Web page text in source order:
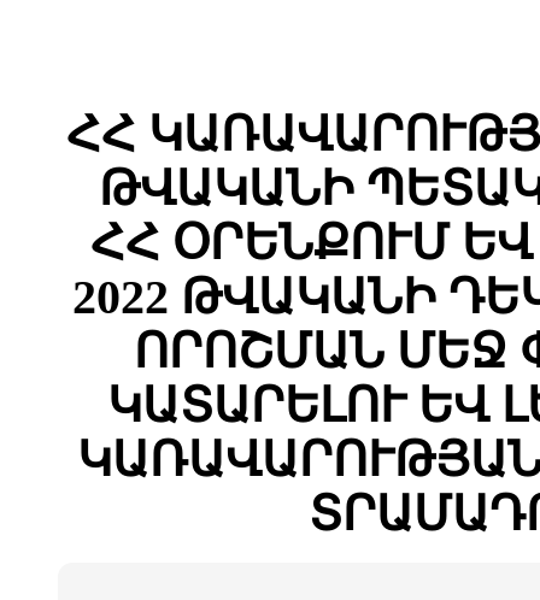
ՀՀ
ԹՎԱԿԱՆԻ
ՀՀ ՕՐԵՆՔՈՒՄ
2022 ԹՎԱԿԱՆԻ
ՈՐՈՇՄԱՆ ՄԵՋ
ԿԱՏԱՐԵԼՈՒ ԵՎ